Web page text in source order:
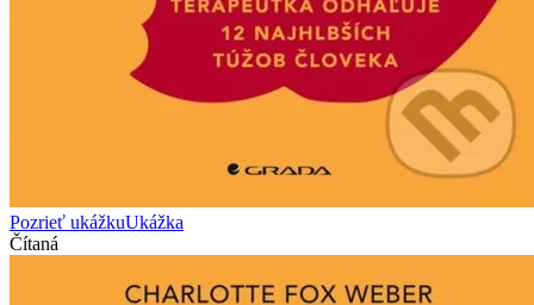
Pozrieť ukážkuUkážka
Čítaná